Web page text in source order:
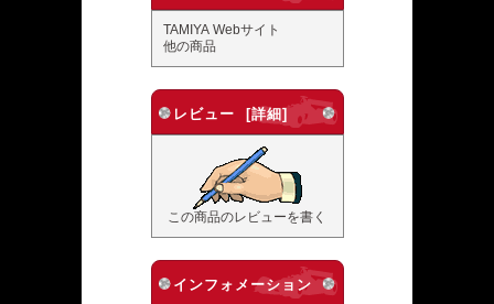
TAMIYA Webサイト
他の商品
レビュー [詳細]
この商品のレビューを書く
インフォメーション